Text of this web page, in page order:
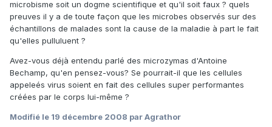
microbisme soit un dogme scientifique et qu'il soit faux ? quels
preuves il y a de toute façon que les microbes observés sur des
échantillons de malades sont la cause de la maladie à part le fait
qu'elles pulluluent ?
Avez-vous déjà entendu parlé des microzymas d'Antoine
Bechamp, qu'en pensez-vous? Se pourrait-il que les cellules
appeleés virus soient en fait des cellules super performantes
créées par le corps lui-même ?
Modifié le 19 décembre 2008 par Agrathor